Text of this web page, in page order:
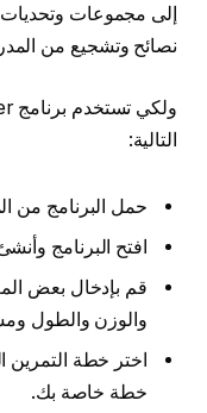
إلى مجموعات
نصائح وتشجيع من
التالية:
حمل البرنامج من
افتح البرنامج
قم بإدخال بعض
والوزن والطول
اختر خطة التمرين
خطة خاصة بك.